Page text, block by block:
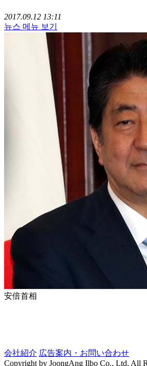
2017.09.12 13:11
뉴스 메뉴 보기
安倍首相
会社紹介 広告案内・お問い合わせ
Copyright by JoongAng Ilbo Co., Ltd. All